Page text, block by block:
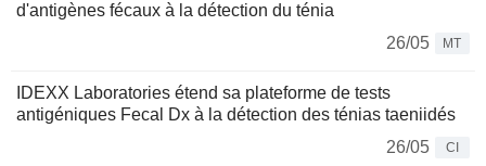
d'antigènes fécaux à la détection du ténia
26/05
MT
IDEXX Laboratories étend sa plateforme de tests
antigéniques Fecal Dx à la détection des ténias taeniidés
26/05
CI